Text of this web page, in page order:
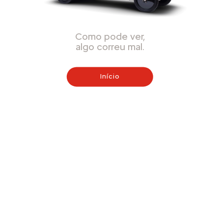
Como pode ver,
algo correu mal.
Início